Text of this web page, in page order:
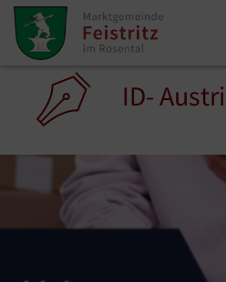
Zum Inhalt springen
Zum Seitenende springen
Sie sind hier: ID-